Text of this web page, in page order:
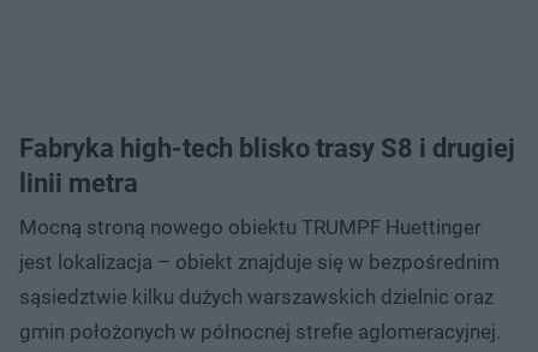
Fabryka high-tech blisko trasy S8 i drugiej
linii metra
Mocną stroną nowego obiektu TRUMPF Huettinger
jest lokalizacja – obiekt znajduje się w bezpośrednim
sąsiedztwie kilku dużych warszawskich dzielnic oraz
gmin położonych w północnej strefie aglomeracyjnej.